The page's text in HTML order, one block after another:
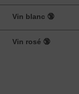
Vin blanc 🔞
Vin rosé 🔞